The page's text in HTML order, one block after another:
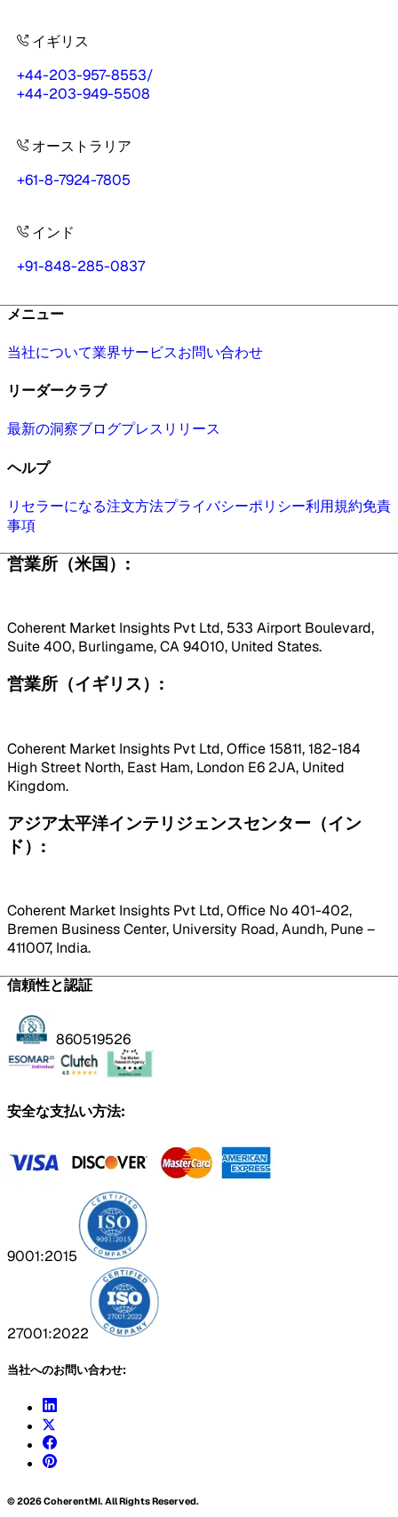
イギリス
+44-203-957-8553/
+44-203-949-5508
オーストラリア
+61-8-7924-7805
インド
+91-848-285-0837
メニュー
当社について業界サービスお問い合わせ
リーダークラブ
最新の洞察ブログプレスリリース
ヘルプ
リセラーになる注文方法プライバシーポリシー利用規約免責
事項
営業所（米国）:
Coherent Market Insights Pvt Ltd, 533 Airport Boulevard,
Suite 400, Burlingame, CA 94010, United States.
営業所（イギリス）:
Coherent Market Insights Pvt Ltd, Office 15811, 182-184
High Street North, East Ham, London E6 2JA, United
Kingdom.
アジア太平洋インテリジェンスセンター（イン
ド）:
Coherent Market Insights Pvt Ltd, Office No 401-402,
Bremen Business Center, University Road, Aundh, Pune –
411007, India.
信頼性と認証
860519526
安全な支払い方法:
9001:2015
27001:2022
当社へのお問い合わせ:
©2026CoherentMI. All Rights Reserved.